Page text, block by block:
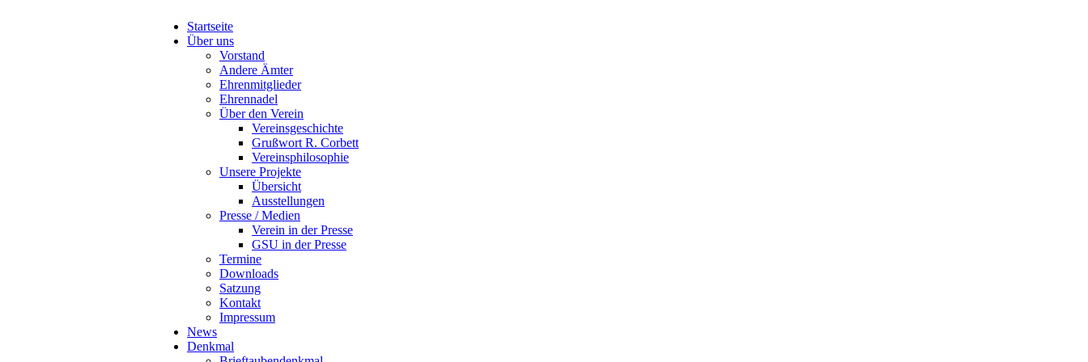
Startseite
Über uns
Vorstand
Andere Ämter
Ehrenmitglieder
Ehrennadel
Über den Verein
Vereinsgeschichte
Grußwort R. Corbett
Vereinsphilosophie
Unsere Projekte
Übersicht
Ausstellungen
Presse / Medien
Verein in der Presse
GSU in der Presse
Termine
Downloads
Satzung
Kontakt
Impressum
News
Denkmal